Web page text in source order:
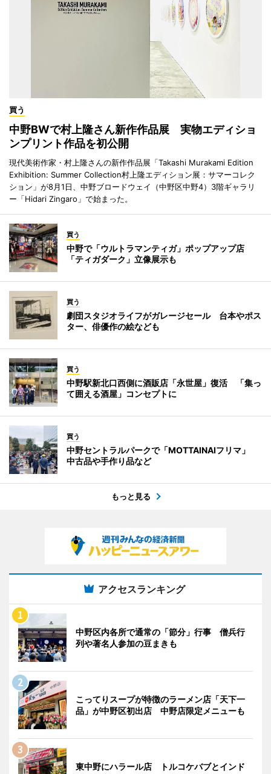
買う
中野BWで村上隆さん新作作品展 実物エディショ
ンプリント作品を初公開
現代美術作家・村上隆さんの新作作品展「Takashi Murakami Edition
Exhibition: Summer Collection村上隆エディション展：サマーコレク
ション」が8月1日、中野ブロードウェイ（中野区中野4）3階ギャラリ
ー「Hidari Zingaro」で始まった。
買う
中野で「ウルトラマンティガ」ポップアップ店
「ティガダーク」立像展示も
買う
劇団スタジオライフがガレージセール 台本やポス
ター、俳優作の絵なども
買う
中野駅新北口西側に酒販店「永世屋」復活 「集っ
て囲える酒屋」コンセプトに
買う
中野セントラルパークで「MOTTAINAIフリマ」
中古品や手作り品など
もっと見る
アクセスランキング
中野区内各所で通常の「節分」行事 僧兵行
列や著名人参加の豆まきも
こってりスープが特徴のラーメン店「天下一
品」が中野区初出店 中野店限定メニューも
東中野にハラール店 トルコケバブとインド